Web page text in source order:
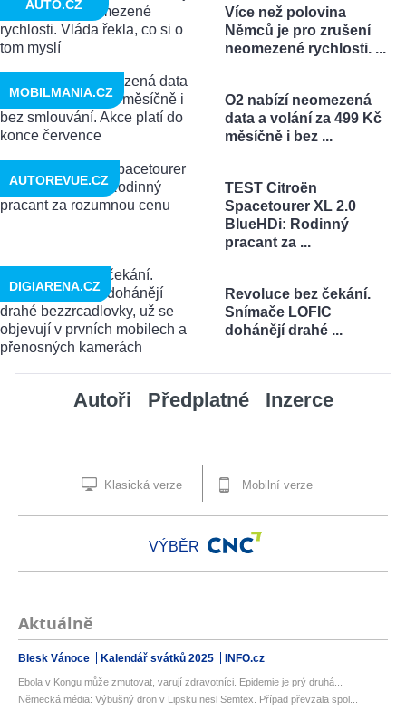
Více než polovina
Němců je pro zrušení
neomezené rychlosti. ...
AUTO.CZ
O2 nabízí neomezená
data a volání za 499 Kč
měsíčně i bez ...
MOBILMANIA.CZ
TEST Citroën
Spacetourer XL 2.0
BlueHDi: Rodinný
pracant za ...
AUTOREVUE.CZ
Revoluce bez čekání.
Snímače LOFIC
dohánějí drahé ...
DIGIARENA.CZ
Autoři Předplatné Inzerce
Klasická verze Mobilní verze
VÝBĚR
Aktuálně
Blesk Vánoce Kalendář svátků 2025 INFO.cz
Ebola v Kongu může zmutovat, varují zdravotníci. Epidemie je prý druhá...
Německá média: Výbušný dron v Lipsku nesl Semtex. Případ převzala spol...